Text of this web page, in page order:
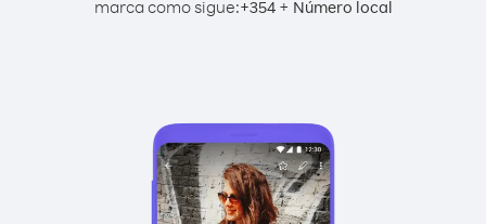
marca como sigue:+354+ Número local